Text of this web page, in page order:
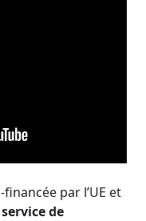
par l’UE et
de